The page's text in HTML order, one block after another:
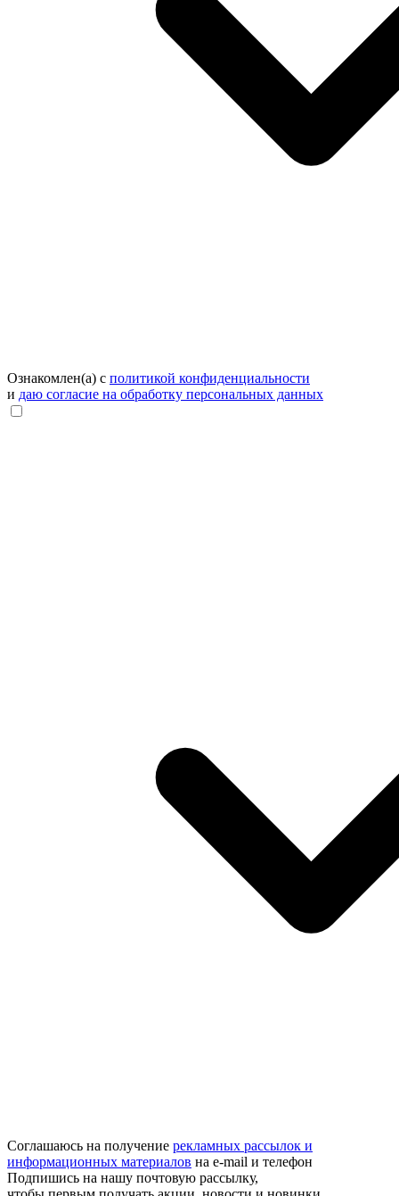
Ознакомлен(а) с политикой конфиденциальности
и даю согласие на обработку персональных данных
Соглашаюсь на получение рекламных рассылок и
информационных материалов на e‑mail и телефон
Подпишись на нашу почтовую рассылку,